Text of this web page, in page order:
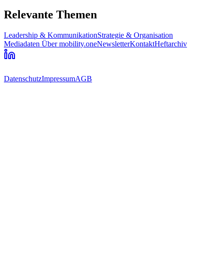
Relevante Themen
Leadership & KommunikationStrategie & Organisation
Mediadaten Über mobility.oneNewsletterKontaktHeftarchiv
DatenschutzImpressumAGB